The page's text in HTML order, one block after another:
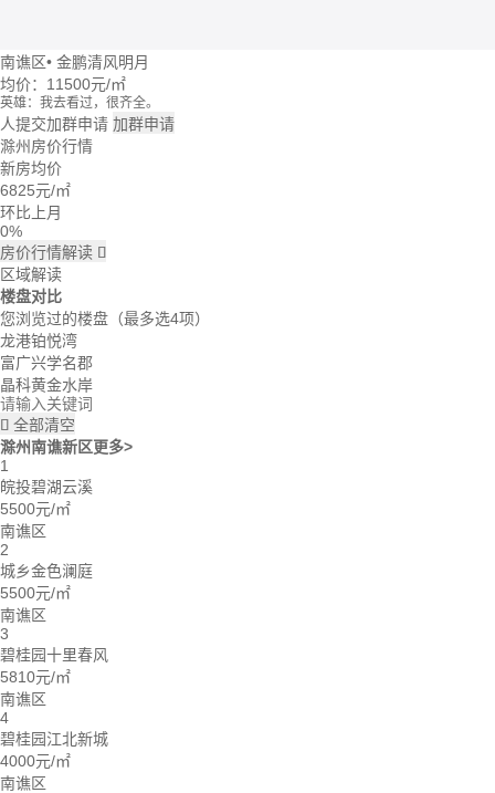
南谯区• 金鹏清风明月
均价： 11500元/㎡
英雄：我去看过，很齐全。
牛转乾坤：这个楼盘价格波动大么？
回忆：我建议你们去楼盘看看。
大头：也可以直接咨询置业管家。
吃了么：什么时候大家一起去看看。
蓝天：上周我已经签合同了。
雪花飘飘：好的呢。
人提交加群申请 加群申请
滁州房价行情
新房均价
6825元/㎡
环比上月
0%
房价行情解读 
区域解读
楼盘对比
您浏览过的楼盘 （最多选4项）
龙港铂悦湾
富广兴学名郡
晶科黄金水岸
 全部清空
滁州南谯新区更多>
1
皖投碧湖云溪
5500元/㎡
南谯区
2
城乡金色澜庭
5500元/㎡
南谯区
3
碧桂园十里春风
5810元/㎡
南谯区
4
碧桂园江北新城
4000元/㎡
南谯区